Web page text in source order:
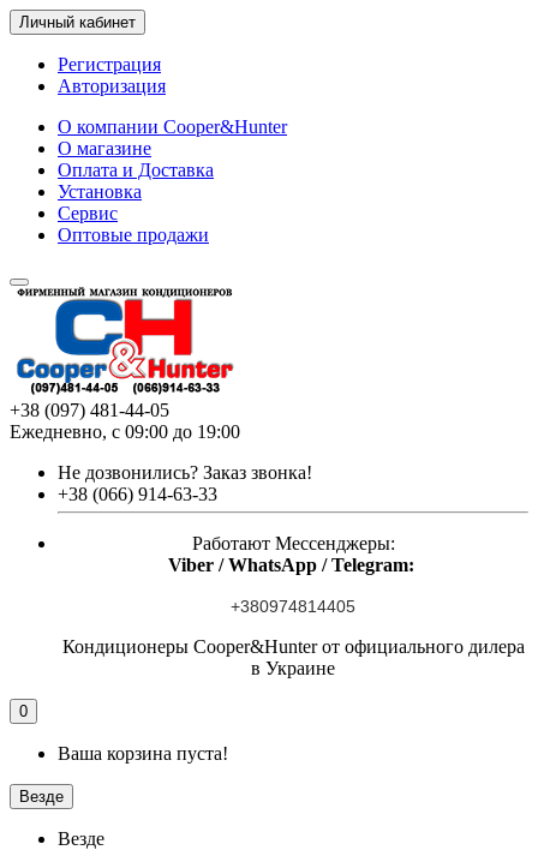
Личный кабинет
Регистрация
Авторизация
О компании Cooper&Hunter
О магазине
Оплата и Доставка
Установка
Сервис
Оптовые продажи
+38 (097) 481-44-05
Ежедневно, с 09:00 до 19:00
Не дозвонились? Заказ звонка!
+38 (066) 914-63-33
Работают Мессенджеры:
Viber / WhatsApp / Telegram:
+380974814405
Кондиционеры Cooper&Hunter от официального дилера
в Украине
0
Ваша корзина пуста!
Везде
Везде